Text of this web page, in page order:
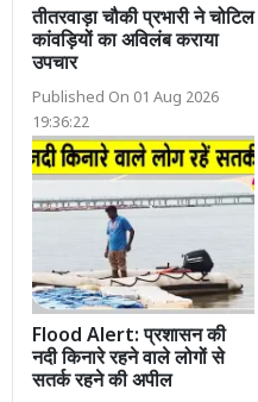
तीतरवाड़ा चौकी प्रभारी ने चोटिल
कांवड़ियों का अविलंब कराया
उपचार
Published On 01 Aug 2026
19:36:22
Flood Alert: प्रशासन की
नदी किनारे रहने वाले लोगों से
सतर्क रहने की अपील